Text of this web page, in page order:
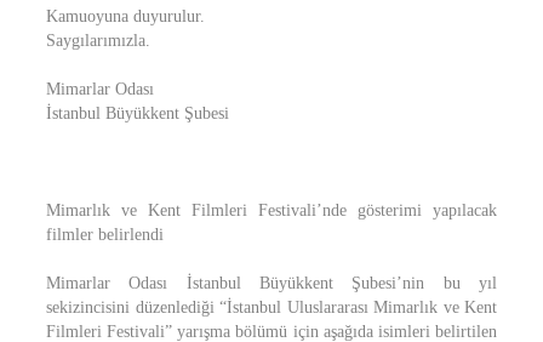
Kamuoyuna duyurulur.
Saygılarımızla.
Mimarlar Odası
İstanbul Büyükkent Şubesi
Mimarlık ve Kent Filmleri Festivali’nde gösterimi yapılacak
filmler belirlendi
Mimarlar Odası İstanbul Büyükkent Şubesi’nin bu yıl
sekizincisini düzenlediği “İstanbul Uluslararası Mimarlık ve Kent
Filmleri Festivali” yarışma bölümü için aşağıda isimleri belirtilen